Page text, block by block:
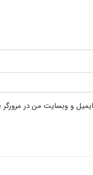
ایمیل و وبسایت من در